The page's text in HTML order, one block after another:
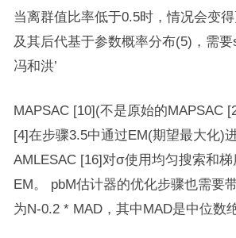
当离群值比率低于0.5时，情况会变
及其后代基于参数概率分布(5)，需要
冯和洪’
MAPSAC [10](不是原始的MAPSAC
[4]在步骤3.5中通过EM(期望最大化)
AMLESAC [16]对σ使用均匀搜索和梯
EM。 pbM估计器的优化步骤也需要
为N-0.2 * MAD，其中MAD是中位数